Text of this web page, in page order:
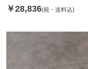
￥28,836(税・送料込)